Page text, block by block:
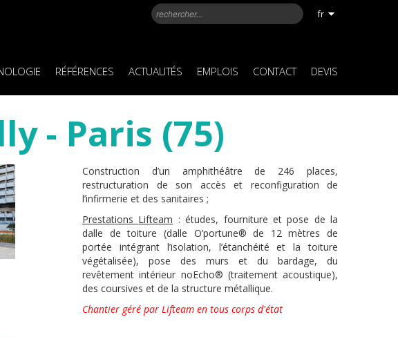
fr
RÉFÉRENCES ACTUALITÉS EMPLOIS CONTACT DEVIS
- Paris (75)
Construction d’un amphithéâtre de 246 places,
restructuration de son accès et reconfiguration de
l’infirmerie et des sanitaires ;
Prestations Lifteam : études, fourniture et pose de la
dalle de toiture (dalle O’portune® de 12 mètres de
portée intégrant l’isolation, l’étanchéité et la toiture
végétalisée), pose des murs et du bardage, du
revêtement intérieur noEcho® (traitement acoustique),
des coursives et de la structure métallique.
Chantier géré par Lifteam en tous corps d'état